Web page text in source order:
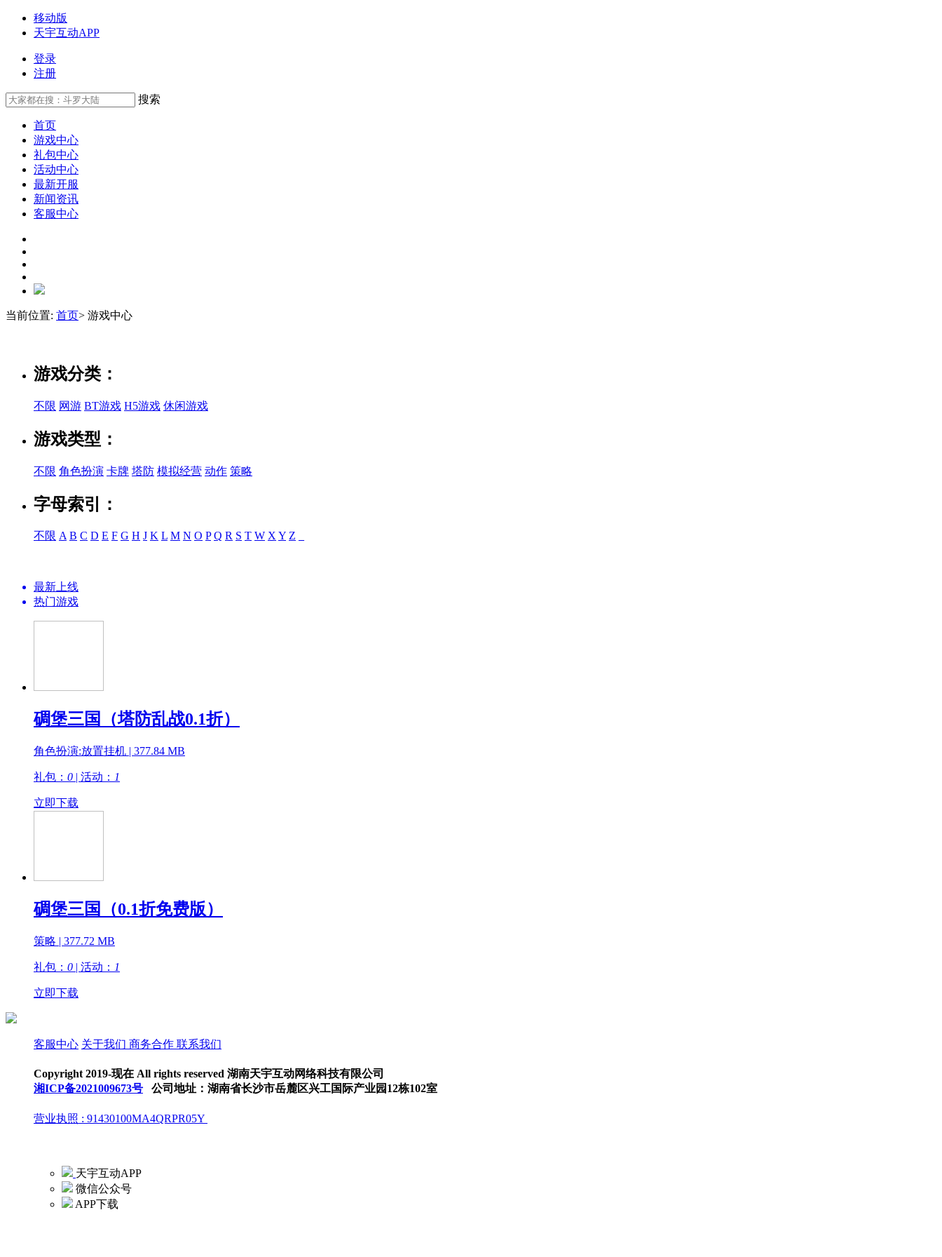
移动版
天宇互动APP
登录
注册
搜索
首页
游戏中心
礼包中心
活动中心
最新开服
新闻资讯
客服中心
当前位置: 首页> 游戏中心
游戏分类：
不限 网游 BT游戏 H5游戏 休闲游戏
游戏类型：
不限 角色扮演 卡牌 塔防 模拟经营 动作 策略
字母索引：
不限 A B C D E F G H J K L M N O P Q R S T W XY Z
最新上线
热门游戏
碉堡三国（塔防乱战0.1折）
角色扮演:放置挂机 | 377.84 MB
礼包： 0 | 活动： 1
立即下载
碉堡三国（0.1折免费版）
策略 | 377.72 MB
礼包： 0 | 活动： 1
立即下载
客服中心 关于我们 商务合作 联系我们
Copyright 2019-现在 All rights reserved 湖南天宇互动网络科技有限公司
湘ICP备2021009673号
公司地址：湖南省长沙市岳麓区兴工国际产业园12栋102室
营业执照 : 91430100MA4QRPR05Y
天宇互动APP
微信公众号
APP下载